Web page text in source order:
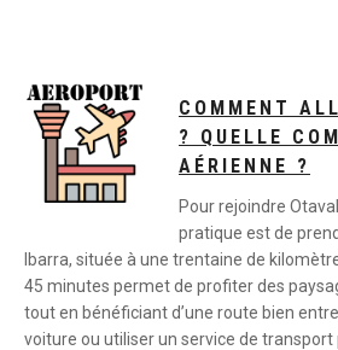
COMMENT
? QUELLE
AÉRIENNE ?
Pour rejoindre
pratique est de
Ibarra, située à une trentaine de
45 minutes permet de profiter des
tout en bénéficiant d’une route bien
voiture ou utiliser un service de